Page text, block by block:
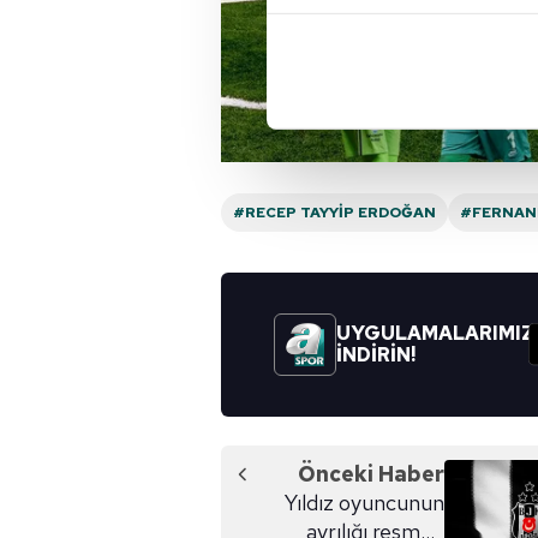
Her halükârda, kullanıcılar,
Sizlere daha iyi bir hizmet
amacıyla kullanılmaktadır.
butonuna tıklayabilir,Çerez
mevzuata uygun olarak
#RECEP TAYYIP ERDOĞAN
UYGULAMALARIMIZI
İNDİRİN!
Önceki Haber
Yıldız oyuncunun
ayrılığı resmen